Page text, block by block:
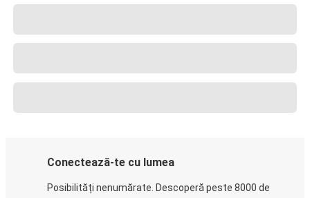
Conectează-te cu lumea
Posibilități nenumărate. Descoperă peste 8000 de